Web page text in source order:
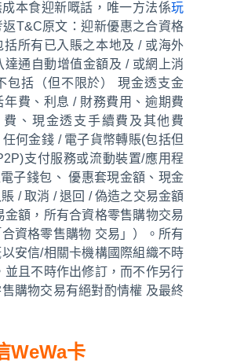
本食迎新嘅話，唯一方法係玩
返T&C原文：迎新優惠之合資格
所有已入賬之本地及 / 或海外
通自動增值金額及 / 或網上消
包括（但不限於） 現金透支金
費、利息 / 財務費用、逾期費
、現金透支手續費及其他費
何金錢 / 電子貨幣轉賬(包括但
支付服務或流動裝置/應用程
子錢包、 優惠套現金額、現金
/ 取消 / 退回 / 偽造之交易金額
金額，所有合資格零售購物交易
資格零售購物 交易」）。所有
安信/相關卡機構國際組織不時
並且不時作出修訂，而不作另行
購物交易有絕對酌情權 及最終
WeWa卡